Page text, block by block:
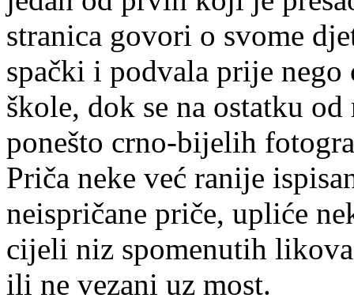
stranica govori o svome
spački i podvala prije
škole, dok se na ostatku
ponešto crno-bijelih
Priča neke već ranije
neispričane priče, upliće
cijeli niz spomenutih
ili ne vezani uz most.